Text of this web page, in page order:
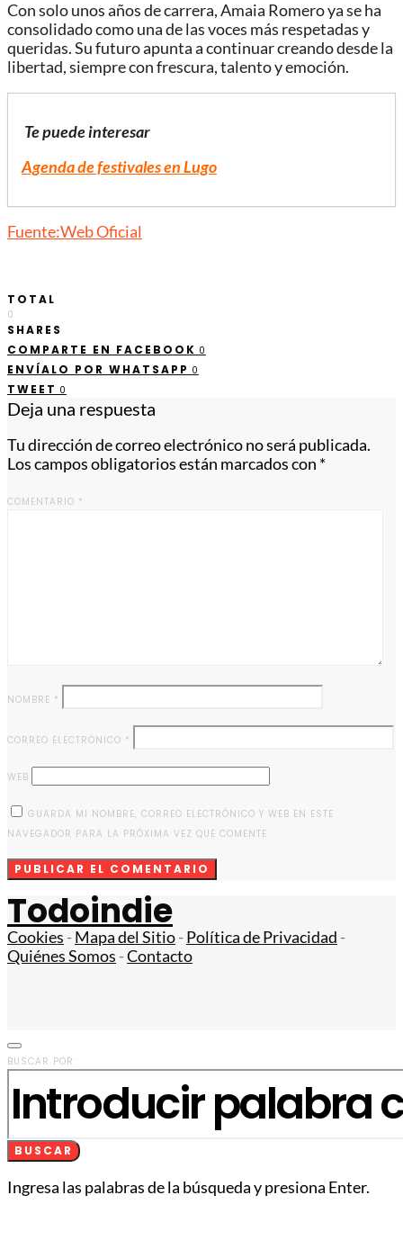
Con solo unos años de carrera, Amaia Romero ya se ha
consolidado como una de las voces más respetadas y
queridas. Su futuro apunta a continuar creando desde la
libertad, siempre con frescura, talento y emoción.
Te puede interesar
Agenda de festivales en Lugo
Fuente:Web Oficial
TOTAL
0
SHARES
COMPARTE EN FACEBOOK 0
ENVÍALO POR WHATSAPP 0
TWEET 0
Deja una respuesta
Tu dirección de correo electrónico no será publicada.
Los campos obligatorios están marcados con *
COMENTARIO *
NOMBRE *
CORREO ELECTRÓNICO *
WEB
GUARDA MI NOMBRE, CORREO ELECTRÓNICO Y WEB EN ESTE
NAVEGADOR PARA LA PRÓXIMA VEZ QUE COMENTE.
Todoindie
Cookies -Mapa del Sitio-Política de Privacidad -
Quiénes Somos -Contacto
BUSCAR POR:
BUSCAR
Ingresa las palabras de la búsqueda y presiona Enter.